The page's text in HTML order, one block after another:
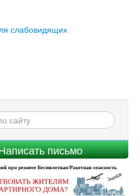
слабовидящих
письмо